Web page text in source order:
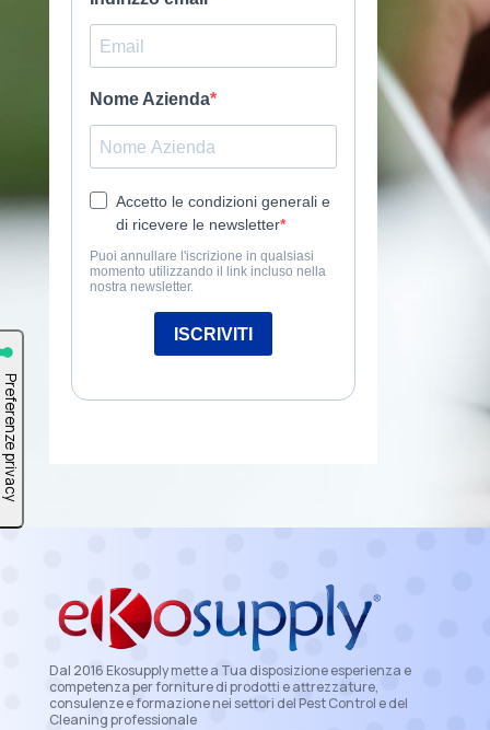
Dal 2016 Ekosupply mette a Tua disposizione esperienza e
competenza per forniture di prodotti e attrezzature,
consulenze e formazione nei settori del Pest Control e del
Cleaning professionale